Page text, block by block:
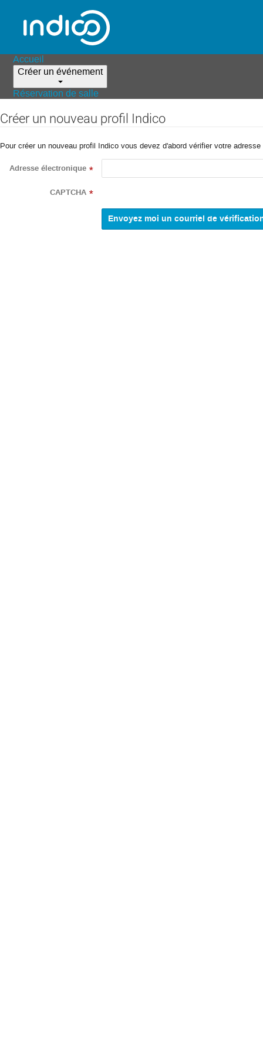
Accueil
Créer un événement
Réservation de salle
Créer un nouveau profil Indico
Pour créer un nouveau profil Indico vous devez d'abord vérifier votre
Adresse électronique *
CAPTCHA *